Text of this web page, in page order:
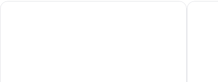
Dartbridge Inn Buckfastleigh by Greene King Inns The